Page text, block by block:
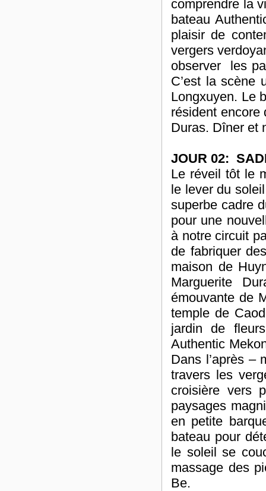
comprendre la
bateau
plaisir de
vergers
observer les
C’est la scène
Longxuyen. Le
résident encore
Duras. Dîner et
JOUR 02:
Le réveil tôt le
le lever du
superbe cadre
pour une
à notre circuit
de fabriquer
maison de
Marguerite
émouvante de
temple de
jardin de
Authentic
Dans l’après –
travers les
croisière vers
paysages
en petite
bateau pour
le soleil se
massage des
Be.